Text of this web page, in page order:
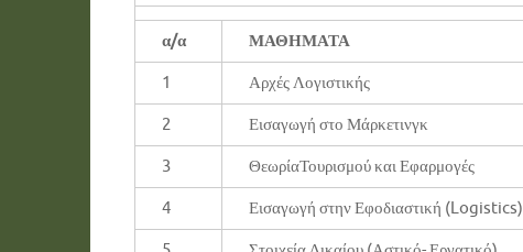
α/α ΜΑΘΗΜΑΤΑ
1
Αρχές Λογιστικής
2
Εισαγωγή στο Μάρκετινγκ
3
ΘεωρίαΤουρισμού και Εφαρμογές
4
Εισαγωγή στην Εφοδιαστική (Logistics)